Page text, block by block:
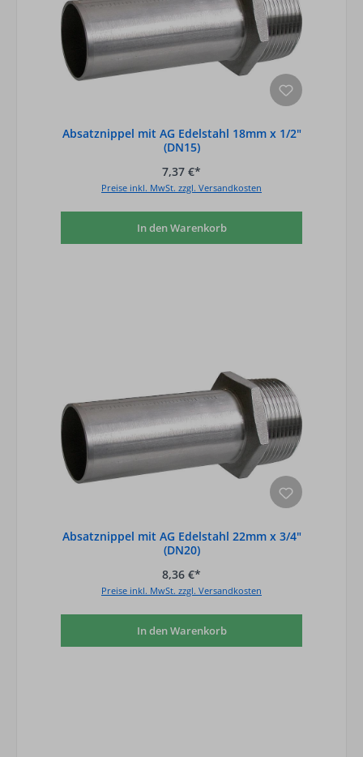
Absatznippel mit AG Edelstahl 18mm x 1/2"
(DN15)
7,37 €*
Preise inkl. MwSt. zzgl. Versandkosten
In den Warenkorb
Absatznippel mit AG Edelstahl 22mm x 3/4"
(DN20)
8,36 €*
Preise inkl. MwSt. zzgl. Versandkosten
In den Warenkorb